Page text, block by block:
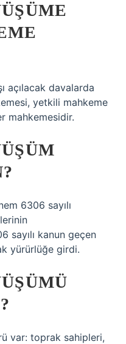
açılacak davalarda
yetkili mahkeme
mahkemesidir.
6306 sayılı
sayılı kanun geçen
yürürlüğe girdi.
var: toprak sahipleri,